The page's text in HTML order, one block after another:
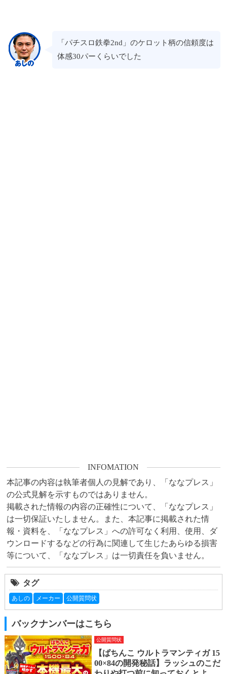
「パチスロ鉄拳2nd」のケロット柄の信頼度は
体感30パーくらいでした
INFOMATION
本記事の内容は執筆者個人の見解であり、「ななプレス」
の公式見解を示すものではありません。
掲載された情報の内容の正確性について、「ななプレス」
は一切保証いたしません。また、本記事に掲載された情
報・資料を、「ななプレス」への許可なく利用、使用、ダ
ウンロードするなどの行為に関連して生じたあらゆる損害
等について、「ななプレス」は一切責任を負いません。
タグ
あしの メーカー 公開質問状
バックナンバーはこちら
公開質問状
【ぱちんこ ウルトラマンティガ 15
00×84の開発秘話】ラッシュのこだ